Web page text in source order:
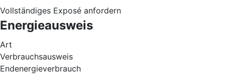
Vollständiges Exposé anfordern
Energieausweis
Art
Verbrauchsausweis
Endenergieverbrauch